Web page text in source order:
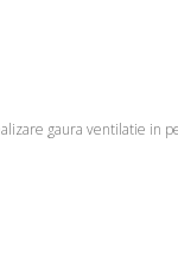
gaura ventilatie in